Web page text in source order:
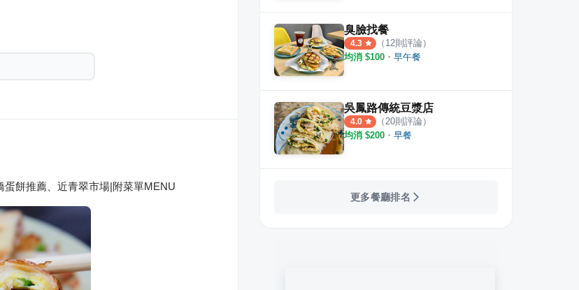
餅推薦、近青翠市場|附菜單MENU
臭臉找餐
4.3 （ 12則評論）
均消 $100 ・ 早午餐
吳鳳路傳統豆漿店
4.0 （ 20則評論）
均消 $200 ・ 早餐
更多餐廳排名